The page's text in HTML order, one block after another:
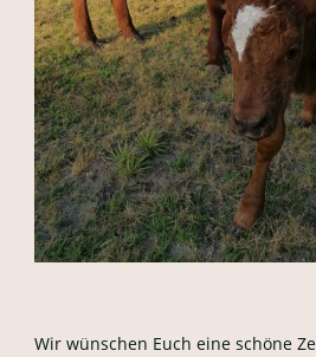
Wir wünschen Euch eine schöne